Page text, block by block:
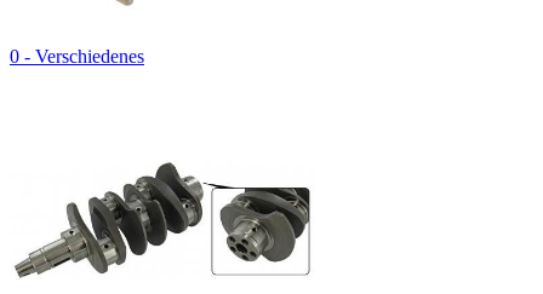
0 - Verschiedenes